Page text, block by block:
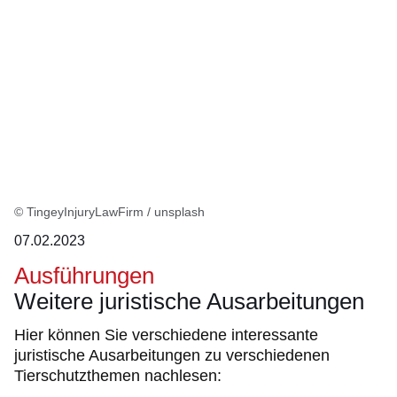
© TingeyInjuryLawFirm / unsplash
07.02.2023
Ausführungen
Weitere juristische Ausarbeitungen
Hier können Sie verschiedene interessante
juristische Ausarbeitungen zu verschiedenen
Tierschutzthemen nachlesen: